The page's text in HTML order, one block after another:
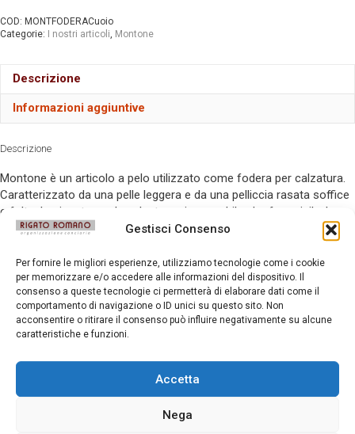
Gestisci Consenso
Per fornire le migliori esperienze, utilizziamo tecnologie come i cookie
per memorizzare e/o accedere alle informazioni del dispositivo. Il
consenso a queste tecnologie ci permetterà di elaborare dati come il
comportamento di navigazione o ID unici su questo sito. Non
acconsentire o ritirare il consenso può influire negativamente su alcune
caratteristiche e funzioni.
Accetta
Nega
COD: MONTFODERACuoio
Categorie: I nostri articoli Montone
Descrizione
Informazioni aggiuntive
Descrizione
Montone è un articolo a pelo utilizzato come fodera per calzatura.
Caratterizzato da una pelle leggera e da una pelliccia rasata soffice
e folta. Impiegato per la calzatura sia maschile che femminile. Le
pelli migliori vengo selezionate anche per uso pelletteria e accessori
Prodotti correlati